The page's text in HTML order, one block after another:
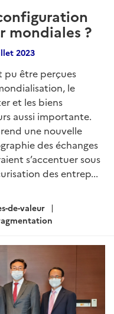
mondiales ?
2023
pu être perçues
le
et les biens
aussi importante.
une nouvelle
des échanges
s’accentuer sous
des entrep...
de-valeur